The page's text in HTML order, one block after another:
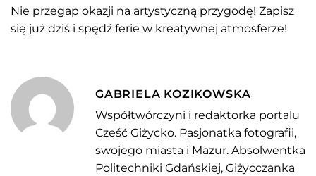
Nie przegap okazji na artystyczną przygodę! Zapisz
się już dziś i spędź ferie w kreatywnej atmosferze!
GABRIELA KOZIKOWSKA
Współtwórczyni i redaktorka portalu
Cześć Giżycko. Pasjonatka fotografii,
swojego miasta i Mazur. Absolwentka
Politechniki Gdańskiej, Giżycczanka